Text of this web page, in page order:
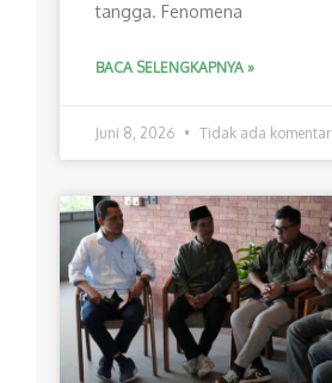
tangga. Fenomena
BACA SELENGKAPNYA »
Juni 8, 2026 Tidak ada komentar